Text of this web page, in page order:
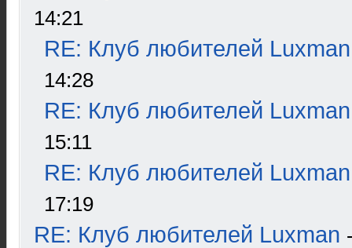
14:21
RE: Клуб любителей Luxman
14:28
RE: Клуб любителей Luxman
15:11
RE: Клуб любителей Luxman
17:19
RE: Клуб любителей Luxman